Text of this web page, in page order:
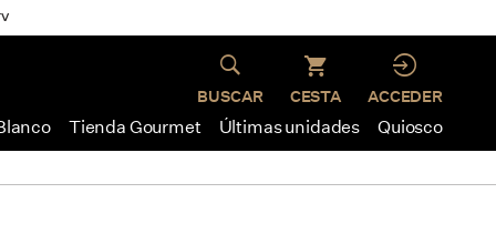
BUSCAR CESTA ACCEDER
Tienda Gourmet Últimas unidades Quiosco